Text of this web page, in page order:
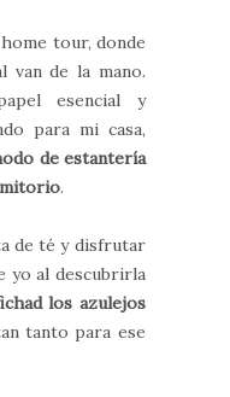
tour, donde
van de la mano.
esencial y
para mi casa,
de estantería
.
de té y disfrutar
yo al descubrirla
los azulejos
tanto para ese